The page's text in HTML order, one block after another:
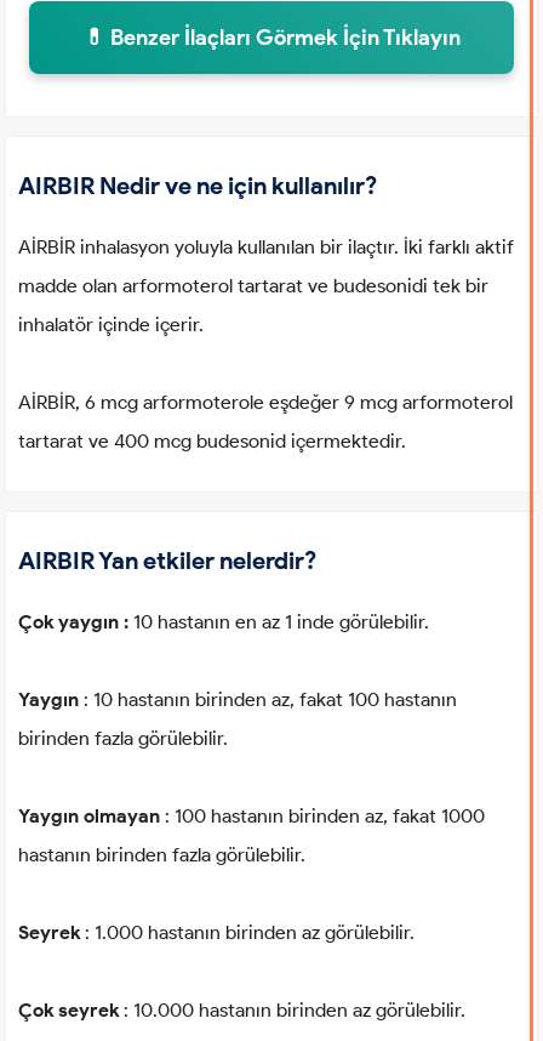
💊 Benzer İlaçları Görmek İçin Tıklayın
AIRBIR Nedir ve ne için kullanılır?
AİRBİR inhalasyon yoluyla kullanılan bir ilaçtır. İki farklı aktif
madde olan arformoterol tartarat ve budesonidi tek bir
inhalatör içinde içerir.
AİRBİR, 6 mcg arformoterole eşdeğer 9 mcg arformoterol
tartarat ve 400 mcg budesonid içermektedir.
AIRBIR Yan etkiler nelerdir?
Çok yaygın :10 hastanın en az 1 inde görülebilir.
Yaygın : 10 hastanın birinden az, fakat 100 hastanın
birinden fazla görülebilir.
Yaygın olmayan : 100 hastanın birinden az, fakat 1000
hastanın birinden fazla görülebilir.
Seyrek : 1.000 hastanın birinden az görülebilir.
Çok seyrek: 10.000 hastanın birinden az görülebilir.